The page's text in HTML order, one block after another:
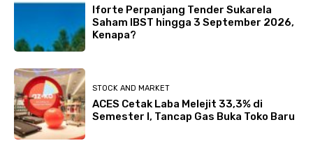
Iforte Perpanjang Tender Sukarela
Saham IBST hingga 3 September 2026,
Kenapa?
STOCK AND MARKET
ACES Cetak Laba Melejit 33,3% di
Semester I, Tancap Gas Buka Toko Baru